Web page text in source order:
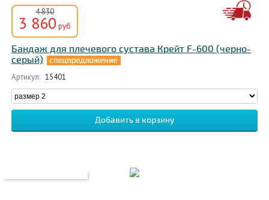
4 830
3 860 руб
Бандаж для плечевого сустава Крейт F-600 (черно-
серый)
Артикул: 15401